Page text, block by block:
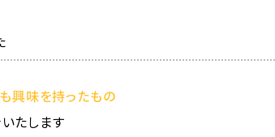
興味を持ったもの
たします